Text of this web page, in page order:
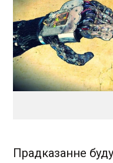
Прадказанне